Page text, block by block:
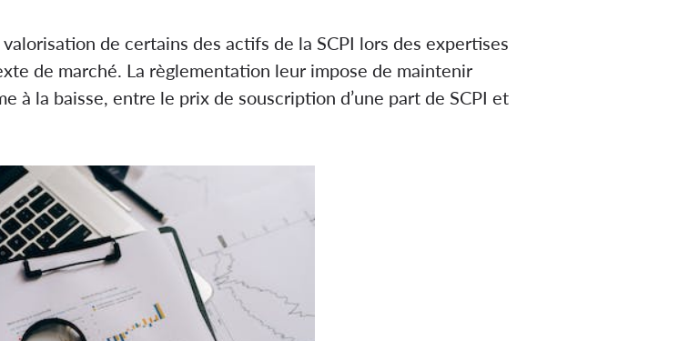
de certains des actifs de la SCPI lors des expertises
de marché. La règlementation leur impose de maintenir
à la baisse, entre le prix de souscription d’une part de SCPI et